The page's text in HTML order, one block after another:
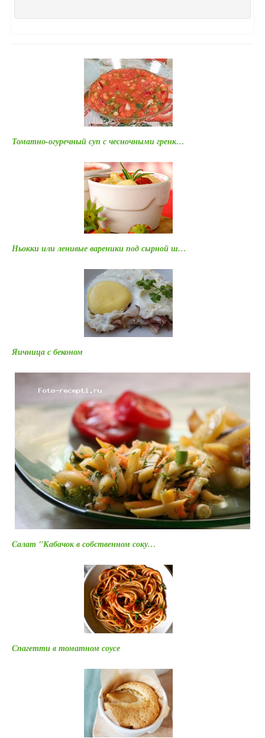
Томатно-огуречный суп с чесночными гренк…
Ньокки или ленивые вареники под сырной ш…
Яичница с беконом
Салат "Кабачок в собственном соку…
Спагетти в томатном соусе